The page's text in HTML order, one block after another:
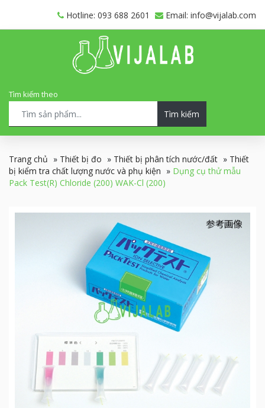
Hotline: 093 688 2601 Email: info@vijalab.com
Tìm kiếm theo
Tìm kiếm
Trang chủ » Thiết bị đo » Thiết bị phân tích nước/đất » Thiết
bị kiểm tra chất lượng nước và phụ kiện » Dụng cụ thử mẫu
Pack Test(R) Chloride (200) WAK-Cl (200)